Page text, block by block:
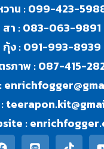
วาน :099-423-
สา :083-063-9891
กุ้ง :091-993-8939
รภาพ :087-415-
: